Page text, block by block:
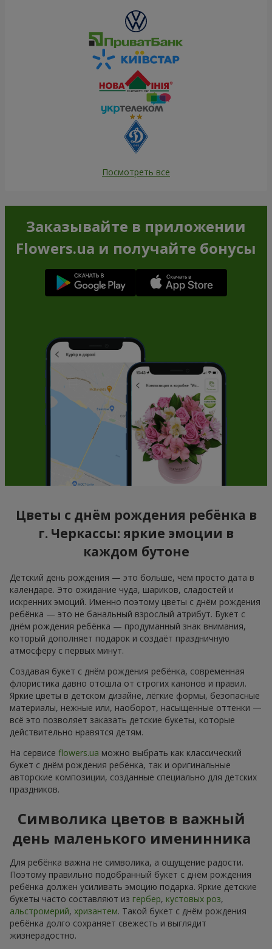
Посмотреть все
Заказывайте в приложении
Flowers.ua и получайте бонусы
Цветы с днём рождения ребёнка в
г. Черкассы: яркие эмоции в
каждом бутоне
Детский день рождения — это больше, чем просто дата в
календаре. Это ожидание чуда, шариков, сладостей и
искренних эмоций. Именно поэтому цветы с днём рождения
ребёнка — это не банальный взрослый атрибут. Букет с
днём рождения ребёнка — продуманный знак внимания,
который дополняет подарок и создаёт праздничную
атмосферу с первых минут.
Создавая букет с днём рождения ребёнка, современная
флористика давно отошла от строгих канонов и правил.
Яркие цветы в детском дизайне, лёгкие формы, безопасные
материалы, нежные или, наоборот, насыщенные оттенки —
всё это позволяет заказать детские букеты, которые
действительно нравятся детям.
На сервисе flowers.ua можно выбрать как классический
букет с днём рождения ребёнка, так и оригинальные
авторские композиции, созданные специально для детских
праздников.
Символика цветов в важный
день маленького именинника
Для ребёнка важна не символика, а ощущение радости.
Поэтому правильно подобранный букет с днём рождения
ребёнка должен усиливать эмоцию подарка. Яркие детские
букеты часто составляют из гербер, кустовых роз,
альстромерий, хризантем. Такой букет с днём рождения
ребёнка долго сохраняет свежесть и выглядит
жизнерадостно.